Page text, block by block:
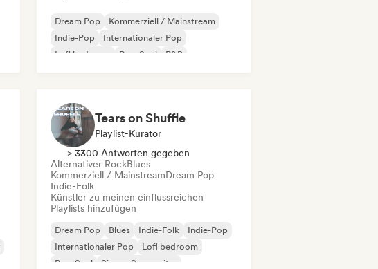
Dream Pop
Kommerziell / Mainstream
Indie-Pop
Internationaler Pop
Lofi bedroom
Pop-Soul
R&B
Tears on Shuffle
Playlist-Kurator
> 3300 Antworten gegeben
Alternativer RockBlues
Kommerziell / MainstreamDream Pop
Indie-Folk
Künstler zu meinen einflussreichen
Playlists hinzufügen
Dream Pop Blues Indie-Folk
Indie-Pop
Internationaler Pop
Lofi bedroom
Pop-Soul
Singer-Songwriter